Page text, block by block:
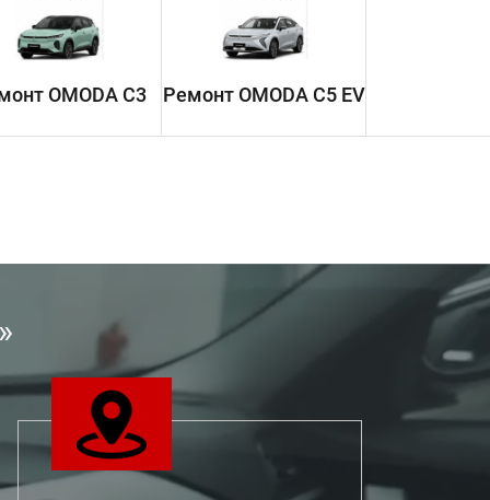
OMODA C3 Ремонт OMODA C5 EV